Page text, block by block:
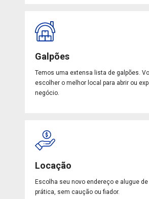
Galpões
Temos uma extensa lista de galpões.
escolher o melhor local para abrir ou
negócio.
Locação
Escolha seu novo endereço e alugue
prática, sem caução ou fiador.